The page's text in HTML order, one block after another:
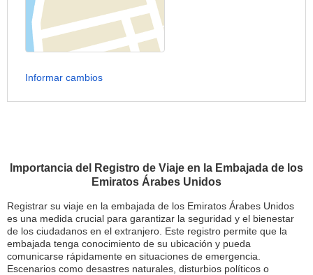
Importancia del Registro de Viaje en la Embajada de los
Emiratos Árabes Unidos
Registrar su viaje en la embajada de los Emiratos Árabes Unidos
es una medida crucial para garantizar la seguridad y el bienestar
de los ciudadanos en el extranjero. Este registro permite que la
embajada tenga conocimiento de su ubicación y pueda
comunicarse rápidamente en situaciones de emergencia.
Escenarios como desastres naturales, disturbios políticos o
Informar cambios